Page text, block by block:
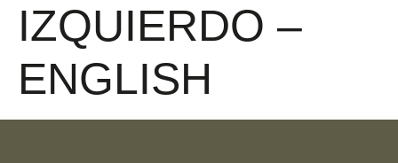
IZQUIERDO –
ENGLISH